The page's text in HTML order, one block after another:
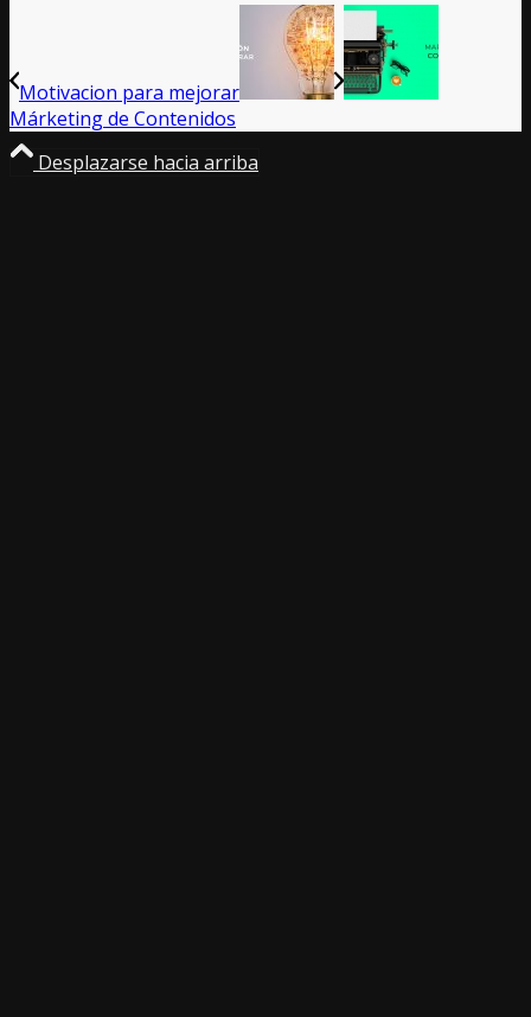
Motivacion para mejorar
Márketing de Contenidos
Desplazarse hacia arriba